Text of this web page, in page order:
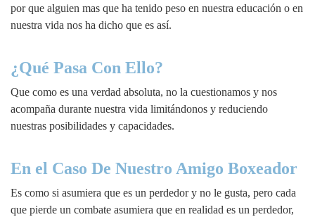
por que alguien mas que ha tenido peso en nuestra educación o en
nuestra vida nos ha dicho que es así.
¿Qué Pasa Con Ello?
Que como es una verdad absoluta, no la cuestionamos y nos
acompaña durante nuestra vida limitándonos y reduciendo
nuestras posibilidades y capacidades.
En el Caso De Nuestro Amigo Boxeador
Es como si asumiera que es un perdedor y no le gusta, pero cada
que pierde un combate asumiera que en realidad es un perdedor,